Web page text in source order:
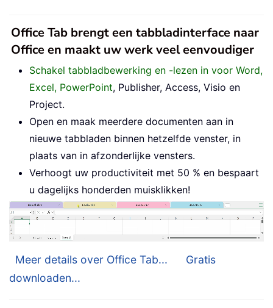
Office Tab brengt een tabbladinterface naar
Office en maakt uw werk veel eenvoudiger
Schakel tabbladbewerking en -lezen in voor Word,
Excel, PowerPoint, Publisher, Access, Visio en
Project.
Open en maak meerdere documenten aan in
nieuwe tabbladen binnen hetzelfde venster, in
plaats van in afzonderlijke vensters.
Verhoogt uw productiviteit met 50 % en bespaart
u dagelijks honderden muisklikken!
Meer details over Office Tab...
Gratis
downloaden...